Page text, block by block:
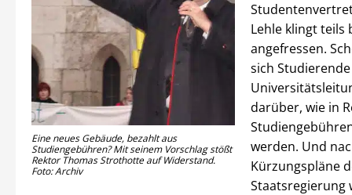
Eine neues Gebäude, bezahlt aus
Studiengebühren? Mit seinem Vorschlag stößt
Rektor Thomas Strothotte auf Widerstand.
Foto: Archiv
Lehle klingt teils
angefressen.
sich
darüber, wie in
werden. Und
Kürzungspläne
Staatsregierung